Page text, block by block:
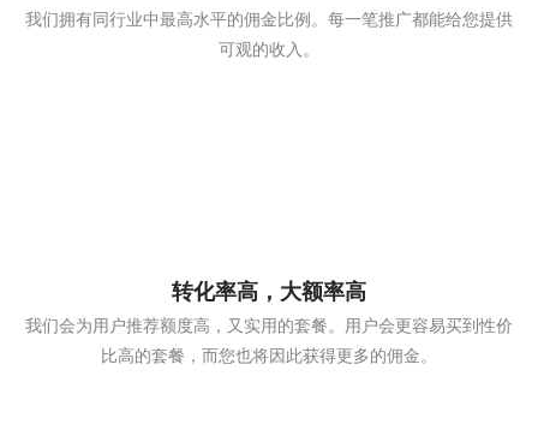
我们拥有同行业中最高水平的佣金比例。每一笔推广都能给您提供
可观的收入。
转化率高，大额率高
我们会为用户推荐额度高，又实用的套餐。用户会更容易买到性价
比高的套餐，而您也将因此获得更多的佣金。